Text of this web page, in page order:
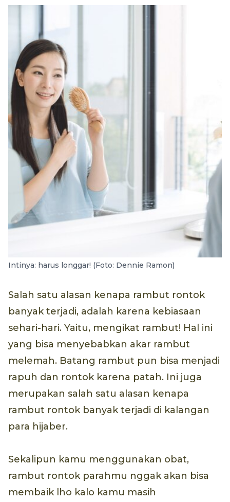
Intinya: harus longgar! (Foto: Dennie Ramon)
Salah satu alasan kenapa rambut rontok
banyak terjadi, adalah karena kebiasaan
sehari-hari. Yaitu, mengikat rambut! Hal ini
yang bisa menyebabkan akar rambut
melemah. Batang rambut pun bisa menjadi
rapuh dan rontok karena patah. Ini juga
merupakan salah satu alasan kenapa
rambut rontok banyak terjadi di kalangan
para hijaber.
Sekalipun kamu menggunakan obat,
rambut rontok parahmu nggak akan bisa
membaik lho kalo kamu masih